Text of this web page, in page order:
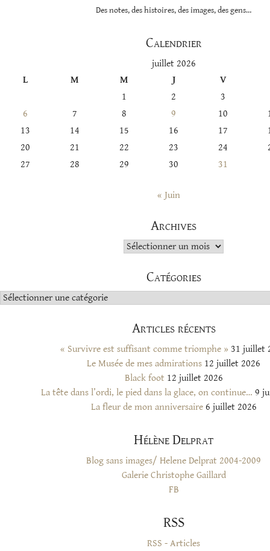
Des notes, des histoires, des images, des gens…
Calendrier
juillet 2026
L
M M J
V
1
2
3
6
7 8 9 10
13
14 15 16 17
20
21 22 23 24
27
28 29 30 31
« Juin
Archives
Archives
Catégories
Catégories
Articles récents
« Survivre est suffisant comme triomphe » 31 juillet
Le Musée de mes admirations 12 juillet 2026
Black foot 12 juillet 2026
La tête dans l’ordi, le pied dans la glace, on continue… 9
La fleur de mon anniversaire 6 juillet 2026
Hélène Delprat
Blog sans images/ Helene Delprat 2004-2009
Galerie Christophe Gaillard
FB
RSS
RSS - Articles